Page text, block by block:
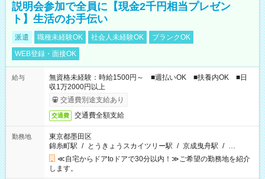
説明会参加で全員に【現金2千円相当プレゼン
ト】生活のお手伝い
派遣 職種未経験OK 社会人未経験OK
ブランクOK
WEB登録・面接OK
給与
無資格未経験：時給1500円～ ■週払いOK ■扶養内OK ■日
収1万2000円以上
交通費別途支給あり
交通費 交通費全額支給
勤務地
東京都墨田区
錦糸町駅 / とうきょうスカイツリー駅 / 京成曳舟駅 / …
≪自宅からドアtoドアで30分以内！≫ご希望の勤務地を紹介
します。